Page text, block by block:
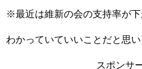
※最近は維新の会の支持率が
わかっていていいことだと思い
スポンサ